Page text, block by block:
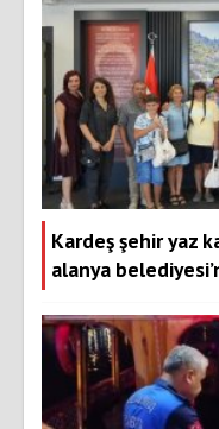
Kardeş şehir yaz
alanya